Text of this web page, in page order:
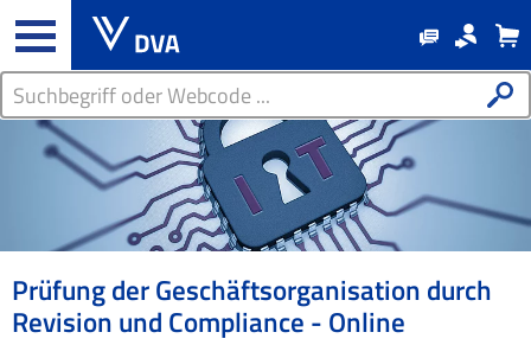
Prüfung der Geschäftsorganisation durch
Revision und Compliance - Online